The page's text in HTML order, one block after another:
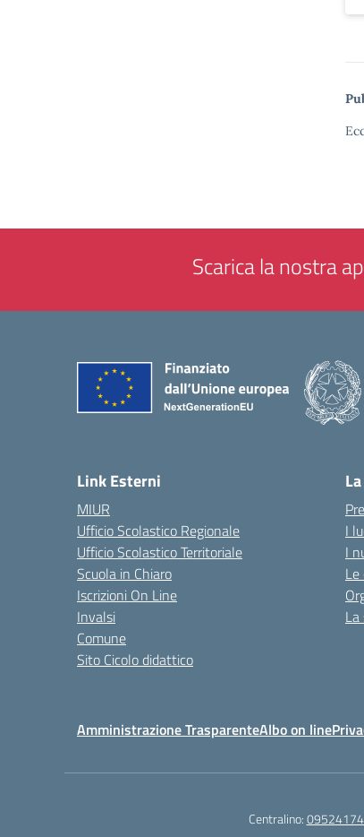
Scarica la nostra
Link Esterni
MIUR
Ufficio Scolastico Regionale
Ufficio Scolastico Territoriale
Scuola in Chiaro
Iscrizioni On Line
Invalsi
Comune
Sito Cicolo didattico
I
I
Amministrazione TrasparenteAlbo on line
Centralino: